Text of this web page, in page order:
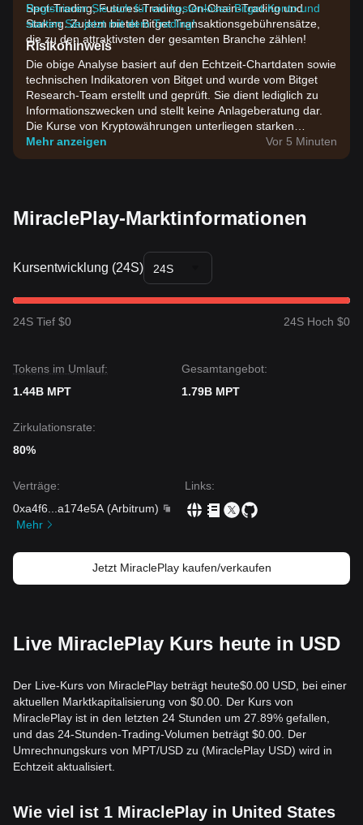
Spot-Trading, Futures-Trading, On-Chain-Trading und
Staking. Zudem bietet Bitget Transaktionsgebührensätze,
die zu den attraktivsten der gesamten Branche zählen!
Registrieren Sie sich für ein kostenloses Bitget-Konto und
starten Sie jetzt mit dem Trading!
Risikohinweis
Die obige Analyse basiert auf den Echtzeit-Chartdaten sowie
technischen Indikatoren von Bitget und wurde vom Bitget
Research-Team erstellt und geprüft. Sie dient lediglich zu
Informationszwecken und stellt keine Anlageberatung dar.
Die Kurse von Kryptowährungen unterliegen starken
Schwankungen. Bitte treffen Sie Investmententscheidungen
entsprechend Ihrer eigenen Risikobereitschaft.
Mehr anzeigen Vor 5 Minuten
MiraclePlay-Marktinformationen
Kursentwicklung (24S) 24S
24S Tief $0 24S Hoch $0
Tokens im Umlauf:
1.44B MPT
Gesamtangebot:
1.79B MPT
Zirkulationsrate:
80%
Verträge:
0xa4f6
a174e5A (Arbitrum)
Mehr
Links:
Jetzt MiraclePlay kaufen/verkaufen
Live MiraclePlay Kurs heute in USD
Der Live-Kurs von MiraclePlay beträgt heute$0.00 USD, bei einer
aktuellen Marktkapitalisierung von $0.00. Der Kurs von
MiraclePlay ist in den letzten 24 Stunden um 27.89% gefallen,
und das 24-Stunden-Trading-Volumen beträgt $0.00. Der
Umrechnungskurs von MPT/USD zu (MiraclePlay USD) wird in
Echtzeit aktualisiert.
Wie viel ist 1 MiraclePlay in United States